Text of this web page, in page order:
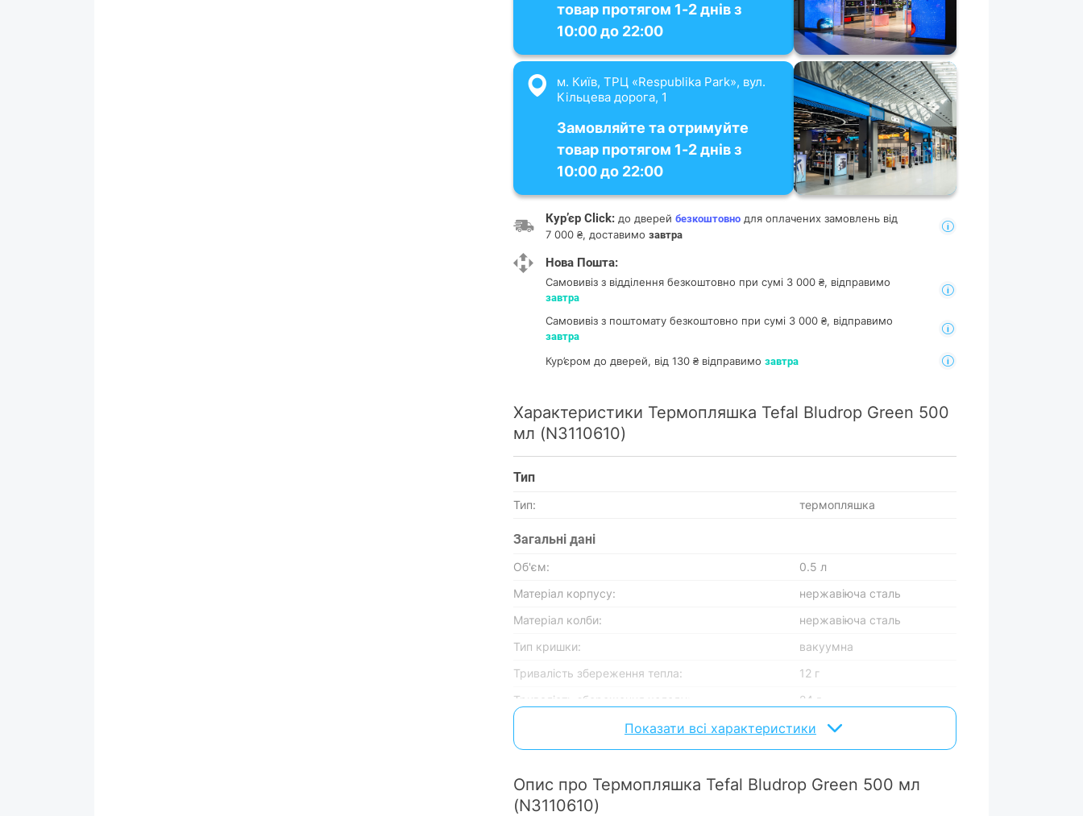
товар протягом 1-2 днів з
10:00 до 22:00
м. Київ, ТРЦ «Respublika Park», вул.
Кільцева дорога, 1
Замовляйте та отримуйте
товар протягом 1-2 днів з
10:00 до 22:00
Кур’єр Click: до дверей безкоштовно для оплачених замовлень від
7 000 ₴, доставимо завтра
Нова Пошта:
Самовивіз з відділення безкоштовно при сумі 3 000 ₴, відправимо
завтра
Самовивіз з поштомату безкоштовно при сумі 3 000 ₴, відправимо
завтра
Кур’єром до дверей, від 130 ₴ відправимо завтра
Характеристики Термопляшка Tefal Bludrop Green 500
мл (N3110610)
Тип
Тип: термопляшка
Загальні дані
Об'єм:
0.5 л
Матеріал корпусу:
нержавіюча сталь
Матеріал колби:
нержавіюча сталь
Тип кришки:
вакуумна
Тривалість збереження тепла:
12 г
Тривалість збереження холоду:
24 г
1 предмет
Миття в посудомийній машині: так
Показати всі характеристики
Опис про Термопляшка Tefal Bludrop Green 500 мл
(N3110610)